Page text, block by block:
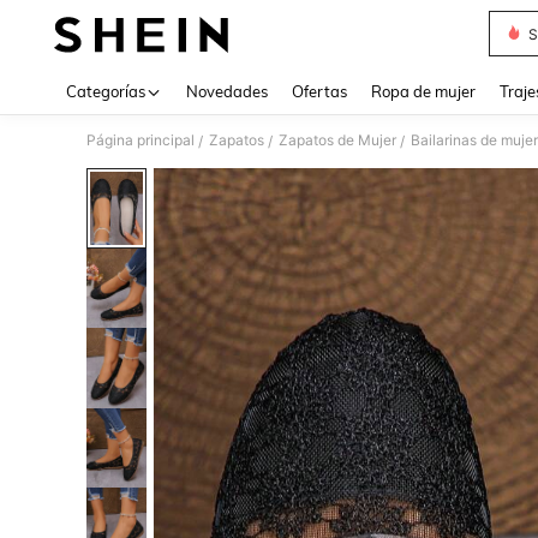
Categorías Novedades Ofertas Ropa de mujer
Página principal / Zapatos / Zapatos de Mujer / Bailarinas de mujer